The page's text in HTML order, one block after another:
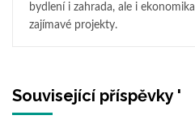
bydlení i zahrada, ale i
zajímavé projekty.
Související příspěvky '